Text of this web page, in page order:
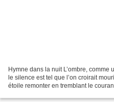
Hymne dans la nuit L’ombre, comme
le silence est tel que l’on croirait
étoile remonter en tremblant le